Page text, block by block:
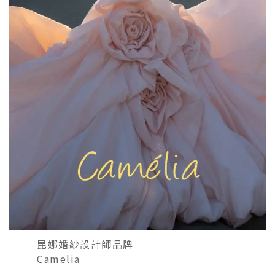
昆娜婚紗設計師品牌
Camelia